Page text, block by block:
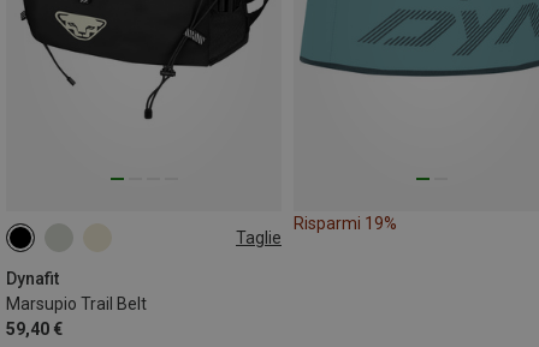
Taglie
Dynafit
Marsupio Trail Belt
59,40 €
0,7L
Risparmi 19%